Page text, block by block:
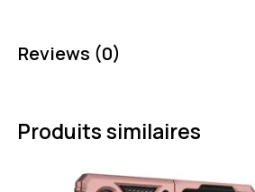
Reviews (0)
Produits similaires